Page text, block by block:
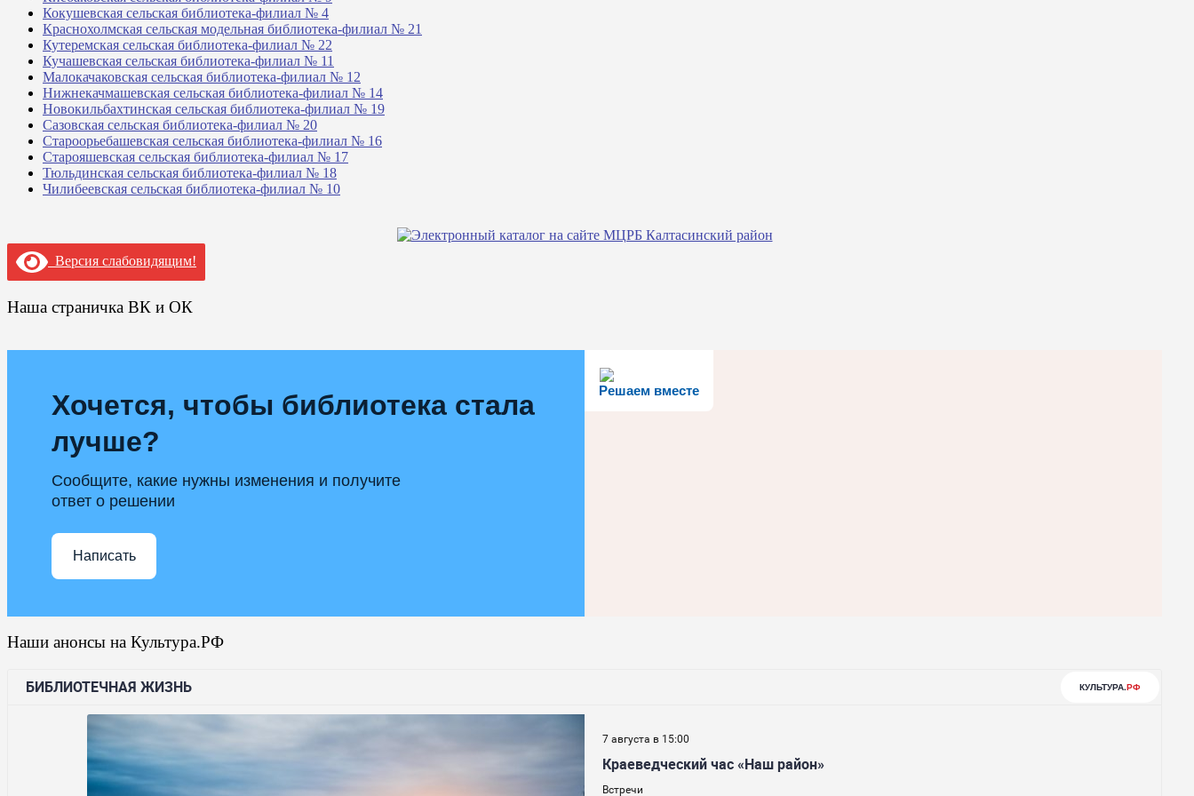
Кокушевская сельская библиотека-филиал № 4
Краснохолмская сельская модельная библиотека-филиал № 21
Кутеремская сельская библиотека-филиал № 22
Кучашевская сельская библиотека-филиал № 11
Малокачаковская сельская библиотека-филиал № 12
Нижнекачмашевская сельская библиотека-филиал № 14
Новокильбахтинская сельская библиотека-филиал № 19
Сазовская сельская библиотека-филиал № 20
Староорьебашевская сельская библиотека-филиал № 16
Старояшевская сельская библиотека-филиал № 17
Тюльдинская сельская библиотека-филиал № 18
Чилибеевская сельская библиотека-филиал № 10
Версия слабовидящим!
Наша страничка ВК и ОК
Решаем вместе
Хочется, чтобы библиотека стала
лучше?
Сообщите, какие нужны изменения и получите
ответ о решении
Написать
Наши анонсы на Культура.РФ